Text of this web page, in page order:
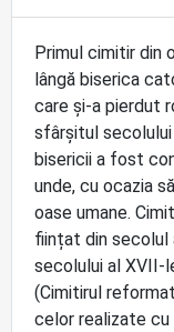
Primul cimitir din
lângă biserica
care și-a pierdut
sfârșitul
bisericii a fost
unde, cu ocazia
oase umane.
ființat din secolul
secolului al XVII-
(Cimitirul
celor realizate cu